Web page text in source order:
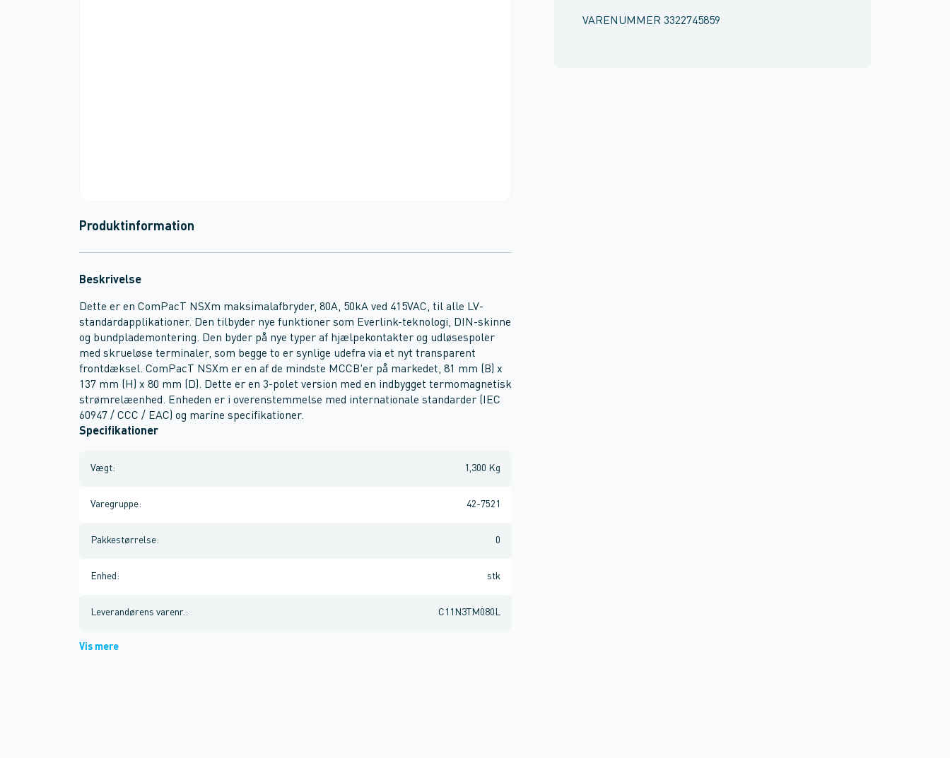
VARENUMMER 3322745859
Produktinformation
Beskrivelse
Dette er en ComPacT NSXm maksimalafbryder, 80A, 50kA ved 415VAC, til alle LV-
standardapplikationer. Den tilbyder nye funktioner som Everlink-teknologi, DIN-skinne
og bundplademontering. Den byder på nye typer af hjælpekontakter og udløsespoler
med skrueløse terminaler, som begge to er synlige udefra via et nyt transparent
frontdæksel. ComPacT NSXm er en af de mindste MCCB'er på markedet, 81 mm (B) x
137 mm (H) x 80 mm (D). Dette er en 3-polet version med en indbygget termomagnetisk
strømrelæenhed. Enheden er i overenstemmelse med internationale standarder (IEC
60947 / CCC / EAC) og marine specifikationer.
Specifikationer
Vægt: 1,300 Kg
Varegruppe: 42-7521
Pakkestørrelse: 0
Enhed : stk
Leverandørens varenr. : C11N3TM080L
Vis mere